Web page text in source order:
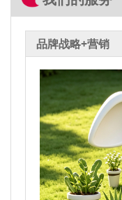
品牌战略+营销